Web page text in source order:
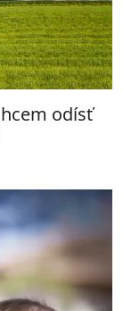
odísť